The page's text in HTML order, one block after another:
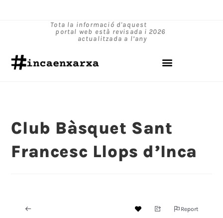
Tota la informació d'aquest
portal web està revisada i
actualitzada a l’any
2026
Club Bàsquet Sant
Francesc Llops d’Inca
Report